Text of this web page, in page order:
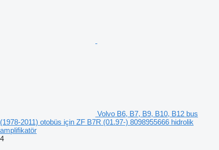
Volvo B6, B7, B9, B10, B12 bus
(1978-2011) otobüs için ZF B7R (01.97-) 8098955666 hidrolik
amplifikatör
4